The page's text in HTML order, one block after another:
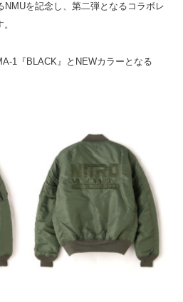
を記念し、第二弾となるコラボレ
1『BLACK』とNEWカラーとなる